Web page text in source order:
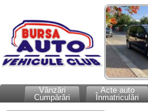
Vânzări
Cumpărări
Acte auto
Înmatriculări